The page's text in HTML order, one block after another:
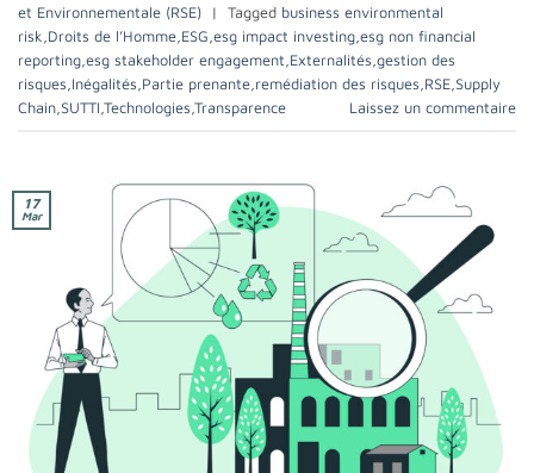
et Environnementale (RSE)
| Tagged business environmental
risk,Droits de l’Homme,ESG,esg impact investing,esg non financial
reporting,esg stakeholder engagement,Externalités,gestion des
risques,Inégalités,Partie prenante,remédiation des risques,RSE,Supply
Chain,SUTTI,Technologies,Transparence Laissez un commentaire
17
Mar